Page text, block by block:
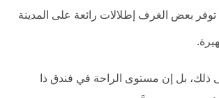
بعض الغرف إطلالات رائعة على المدينة
ذلك، بل إن مستوى الراحة في فندق ذا